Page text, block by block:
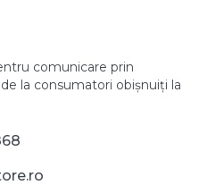
comunicare prin
la consumatori obișnuiți la